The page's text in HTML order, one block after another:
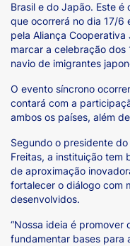
Brasil e do Japão. Este
que ocorrerá no dia 17/6
pela Aliança
marcar a celebração
navio de imigrantes
O evento síncrono
contará com a
ambos os países, além
Segundo o presidente
Freitas, a instituição tem
de aproximação
fortalecer o diálogo com
desenvolvidos.
“Nossa ideia é promover
fundamentar bases para